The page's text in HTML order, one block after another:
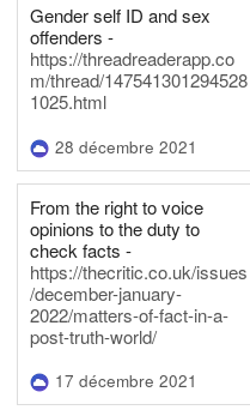
Gender self ID and sex
offenders -
https://threadreaderapp.co
m/thread/147541301294528
1025.html
28 décembre 2021
From the right to voice
opinions to the duty to
check facts -
https://thecritic.co.uk/issues
/december-january-
2022/matters-of-fact-in-a-
post-truth-world/
17 décembre 2021